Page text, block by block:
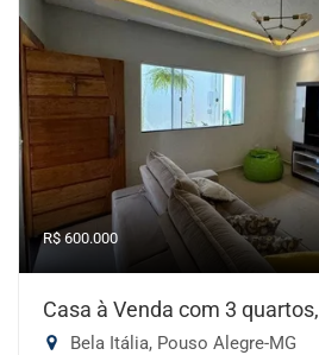
R$ 600.000
Casa à Venda com 3
Bela Itália, Pouso Alegre-MG